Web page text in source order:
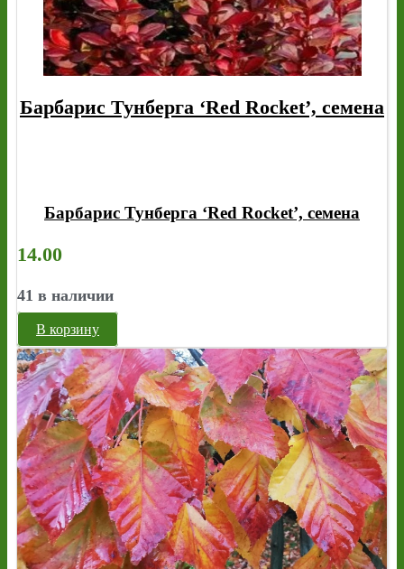
Барбарис Тунберга ‘Red Rocket’, семена
Барбарис Тунберга ‘Red Rocket’, семена
14.00
41 в наличии
В корзину